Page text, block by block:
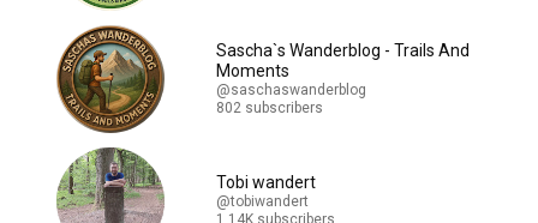
Sascha`s Wanderblog - Trails And
Moments
@saschaswanderblog
802 subscribers
Tobi wandert
@tobiwandert